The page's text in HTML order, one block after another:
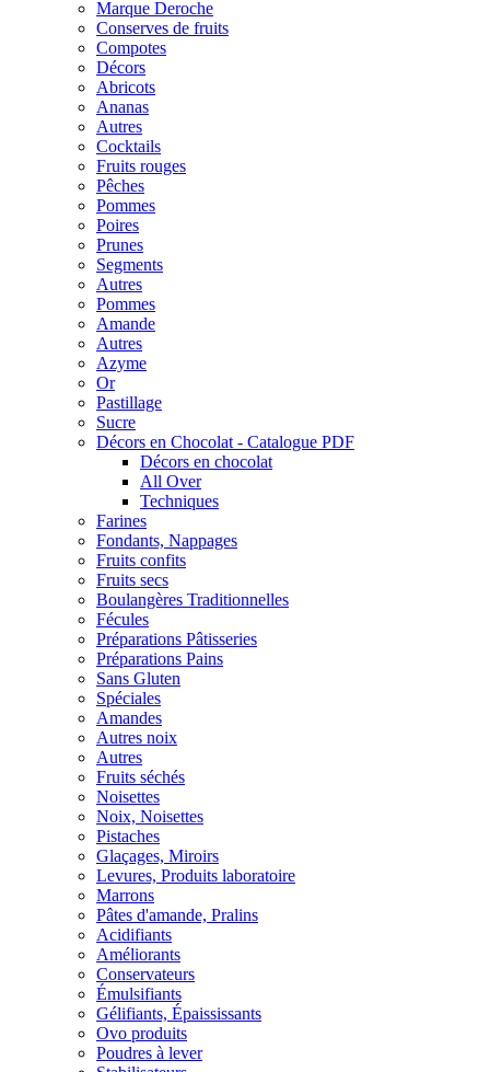
Marque Deroche
Conserves de fruits
Compotes
Décors
Abricots
Ananas
Autres
Cocktails
Fruits rouges
Pêches
Pommes
Poires
Prunes
Segments
Autres
Pommes
Amande
Autres
Azyme
Or
Pastillage
Sucre
Décors en Chocolat - Catalogue PDF
Décors en chocolat
All Over
Techniques
Farines
Fondants, Nappages
Fruits confits
Fruits secs
Boulangères Traditionnelles
Fécules
Préparations Pâtisseries
Préparations Pains
Sans Gluten
Spéciales
Amandes
Autres noix
Autres
Fruits séchés
Noisettes
Noix, Noisettes
Pistaches
Glaçages, Miroirs
Levures, Produits laboratoire
Marrons
Pâtes d'amande, Pralins
Acidifiants
Améliorants
Conservateurs
Émulsifiants
Gélifiants, Épaississants
Ovo produits
Poudres à lever